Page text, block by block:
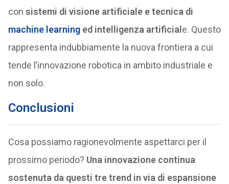
con sistemi di visione artificiale e tecnica di
machine learninged intelligenza artificial e. Questo
rappresenta indubbiamente la nuova frontiera a cui
tende l’innovazione robotica in ambito industriale e
non solo.
Conclusioni
Cosa possiamo ragionevolmente aspettarci per il
prossimo periodo? Una innovazione continua
sostenuta da questi tre trend in via di espansione